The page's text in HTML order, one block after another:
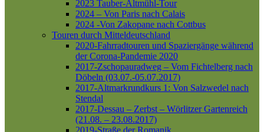
2023 Tauber-Altmühl-Tour
2024 – Von Paris nach Calais
2024 -Von Zakopane nach Cottbus
Touren durch Mitteldeutschland
2020-Fahrradtouren und Spaziergänge während
der Corona-Pandemie 2020
2017-Zschopauradweg – Vom Fichtelberg nach
Döbeln (03.07.-05.07.2017)
2017-Altmarkrundkurs 1: Von Salzwedel nach
Stendal
2017-Dessau – Zerbst – Wörlitzer Gartenreich
(21.08. – 23.08.2017)
2019-Straße der Romanik